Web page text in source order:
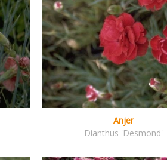
Anjer
Dianthus 'Desmond'